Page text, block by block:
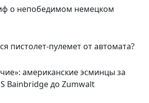
о непобедимом немецком
пистолет-пулемет от автомата?
американские эсминцы за
Bainbridge до Zumwalt